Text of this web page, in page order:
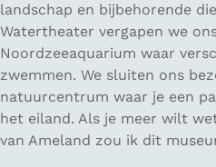
landschap en bijbehorende
Watertheater vergapen we
Noordzeeaquarium waar
zwemmen. We sluiten ons
natuurcentrum waar je een
het eiland. Als je meer wilt
van Ameland zou ik dit